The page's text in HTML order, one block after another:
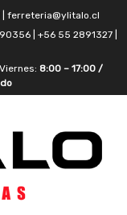
ferreteria@ylitalo.cl
| +56 55 2891327 |
8:00 – 17:00 /